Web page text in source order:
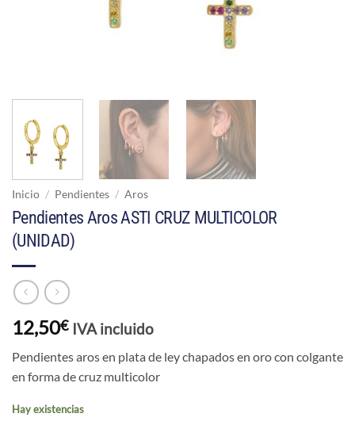
Inicio / Pendientes / Aros
Pendientes Aros ASTI CRUZ MULTICOLOR
(UNIDAD)
12,50€ IVA incluido
Pendientes aros en plata de ley chapados en oro con colgante
en forma de cruz multicolor
Hay existencias